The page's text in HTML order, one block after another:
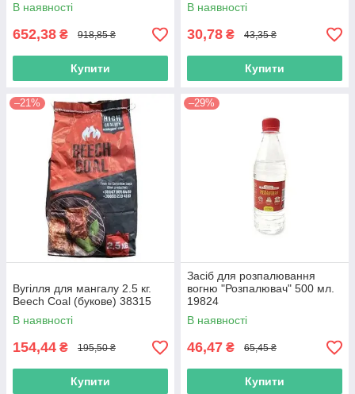
В наявності
652,38 ₴ 918,85 ₴
Купити
В наявності
30,78 ₴ 43,35 ₴
Купити
–21%
Вугілля для мангалу 2.5 кг.
Beech Coal (букове) 38315
В наявності
154,44 ₴ 195,50 ₴
Купити
–29%
Засіб для розпалювання
вогню "Розпалювач" 500 мл.
19824
В наявності
46,47 ₴ 65,45 ₴
Купити